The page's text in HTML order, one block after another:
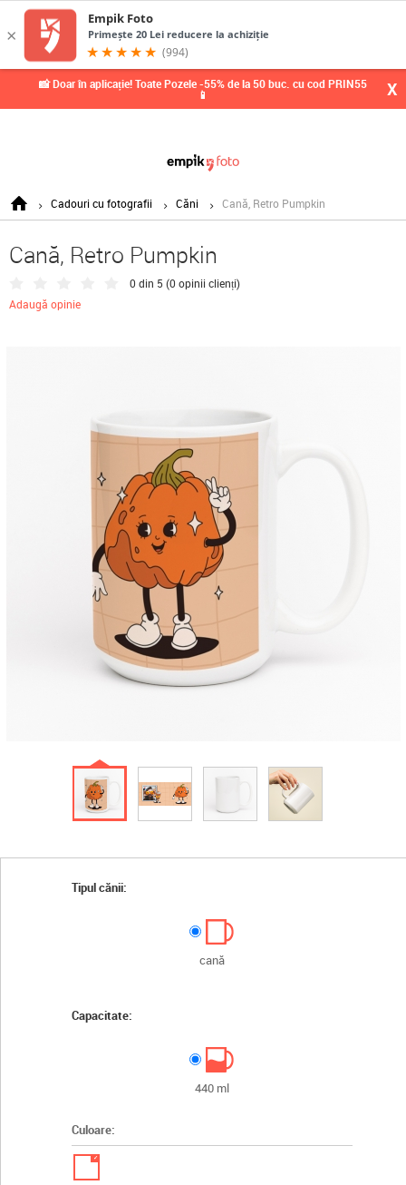
📸 Doar în aplicație! Toate Pozele -55% de la 50 buc. cu cod PRIN55
📱 X
Cadouri cu fotografii Căni Cană, Retro Pumpkin
Cană, Retro Pumpkin
0 din 5 (0 opinii clienți)
Adaugă opinie
Tipul cănii:
cană
Capacitate:
440 ml
Culoare:
✓